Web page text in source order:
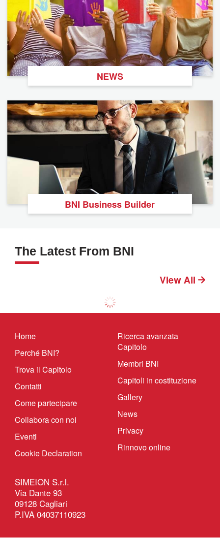
NEWS
BNI Business Builder
The Latest From BNI
View All
Home
Perché BNI?
Trova il Capitolo
Contatti
Come partecipare
Collabora con noi
Eventi
Cookie Declaration
Ricerca avanzata
Capitolo
Membri BNI
Capitoli in costituzione
Gallery
News
Privacy
Rinnovo online
SIMEION S.r.l.
Via Dante 93
09128 Cagliari
P.IVA 04037110923